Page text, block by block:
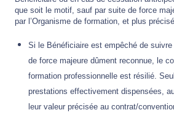
que soit le motif, sauf par suite de force
par l’Organisme de formation, et plus
Si le Bénéficiaire est empêché de
de force majeure dûment reconnue, le
formation professionnelle est résilié.
prestations effectivement dispensées,
leur valeur précisée au contrat/